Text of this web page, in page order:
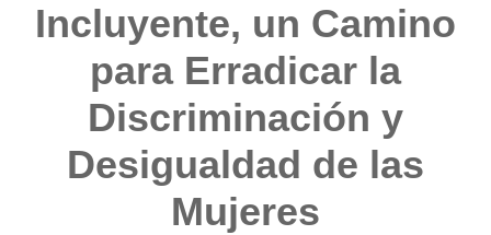
Incluyente, un Camino
para Erradicar la
Discriminación y
Desigualdad de las
Mujeres